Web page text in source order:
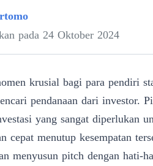
pada 24 Oktober 2024
krusial bagi para pendiri
pendanaan dari investor.
yang sangat diperlukan
cepat menutup kesempatan
menyusun pitch dengan